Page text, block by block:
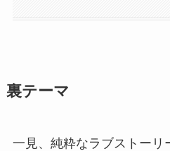
裏テーマ
一見、純粋なラブストーリ